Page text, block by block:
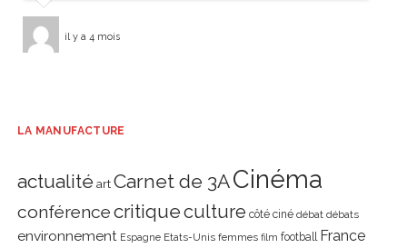
il y a 4 mois
LA MANUFACTURE
actualité art Carnet de 3ACinéma
conférencecritiqueculture côté ciné débat débats
environnement Espagne Etats-Unis femmes film football France